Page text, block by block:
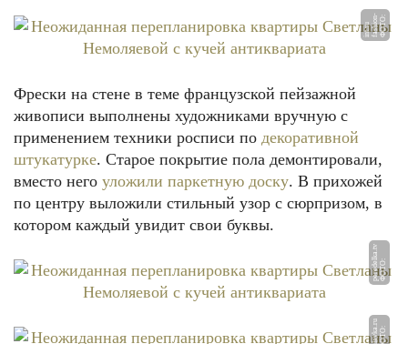
Ф
О
Т О:
f
a
s
hi o
n
-
i
nt.
r
u
Фрески на стене в теме французской пейзажной
живописи выполнены художниками вручную с
применением техники росписи по декоративной
штукатурке. Старое покрытие пола демонтировали,
вместо него уложили паркетную доску. В прихожей
по центру выложили стильный узор с сюрпризом, в
котором каждый увидит свои буквы.
Ф
О
Т
О:
p
e
r
e
d
el
k
a.t
v
Ф
О
Т
О:
i
nl
a
v
k
a.
r
u